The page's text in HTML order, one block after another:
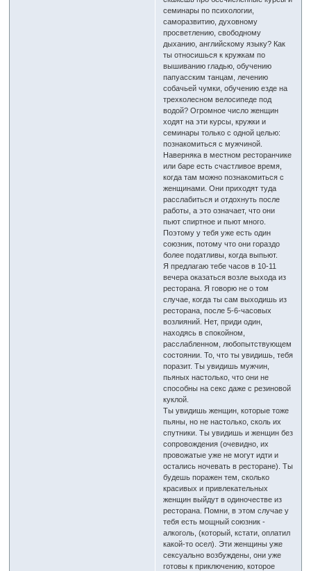
семинары по психологии,
саморазвитию, духовному
просветлению, свободному
дыханию, английскому языку? Как
ты относишься к кружкам по
вышиванию гладью, обучению
папуасским танцам, лечению
собачьей чумки, обучению езде на
трехколесном велосипеде под
водой? Огромное число женщин
ходят на эти курсы, кружки и
семинары только с одной целью:
познакомиться с мужчиной.
Наверняка в местном ресторанчике
или баре есть счастливое время,
когда там можно познакомиться с
женщинами. Они приходят туда
расслабиться и отдохнуть после
работы, а это означает, что они
пьют спиртное и пьют много.
Поэтому у тебя уже есть один
союзник, потому что они гораздо
более податливы, когда выпьют.
Я предлагаю тебе часов в 10-11
вечера оказаться возле выхода из
ресторана. Я говорю не о том
случае, когда ты сам выходишь из
ресторана, после 5-6-часовых
возлияний. Нет, приди один,
находясь в спокойном,
расслабленном, любопытствующем
состоянии. То, что ты увидишь, тебя
поразит. Ты увидишь мужчин,
пьяных настолько, что они не
способны на секс даже с резиновой
куклой.
Ты увидишь женщин, которые тоже
пьяны, но не настолько, сколь их
спутники. Ты увидишь и женщин без
сопровождения (очевидно, их
провожатые уже не могут идти и
остались ночевать в ресторане). Ты
будешь поражен тем, сколько
красивых и привлекательных
женщин выйдут в одиночестве из
ресторана. Помни, в этом случае у
тебя есть мощный союзник -
алкоголь, (который, кстати, оплатил
какой-то осел). Эти женщины уже
сексуально возбуждены, они уже
готовы к приключению, которое